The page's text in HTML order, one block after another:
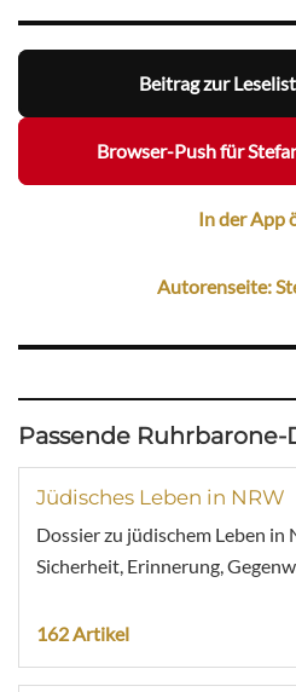
Beitrag zur
Browser-Push für
In der App
Autorenseite:
Passende Ruhrbarone-
Jüdisches Leben in NRW
Dossier zu jüdischem Leben in
Sicherheit, Erinnerung,
162 Artikel